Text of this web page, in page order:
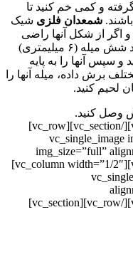
گرفته و کمی خم کنید تا
شمعدان فلزی شیک
اگر از شکل آنها راضی
را دائمی کنید. به تعداد شش میله (۶ میلیمتری)
سپس آنها را به پایه
برش داده، میله آنها را
لحیم کنید.
وصل کنید.
[/vc_column_text][/vc_column][/vc_row][/vc_section][vc_row]
[vc_column width=”1/
img_size=”full”
css_animation=”fadeInUp”][/vc_column][vc_column width=”1/2″]
css_animation=”fadeInUp”][/vc_column][/vc_row][vc_section]